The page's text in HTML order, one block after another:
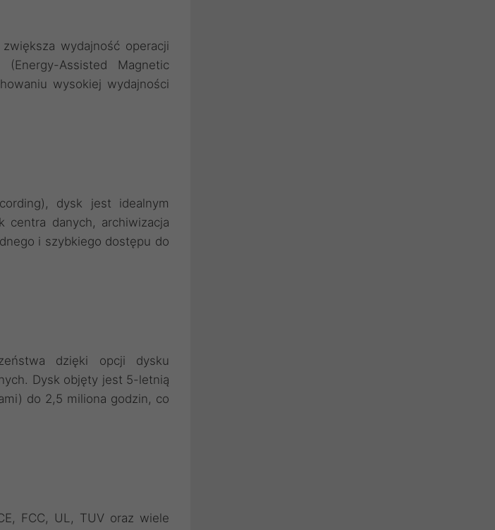
wydajność operacji
Assisted Magnetic
wysokiej wydajności
dysk jest idealnym
centra danych, archiwizacja
i szybkiego dostępu do
dzięki opcji dysku
Dysk objęty jest 5-letnią
do 2,5 miliona godzin, co
FCC, UL, TUV oraz wiele